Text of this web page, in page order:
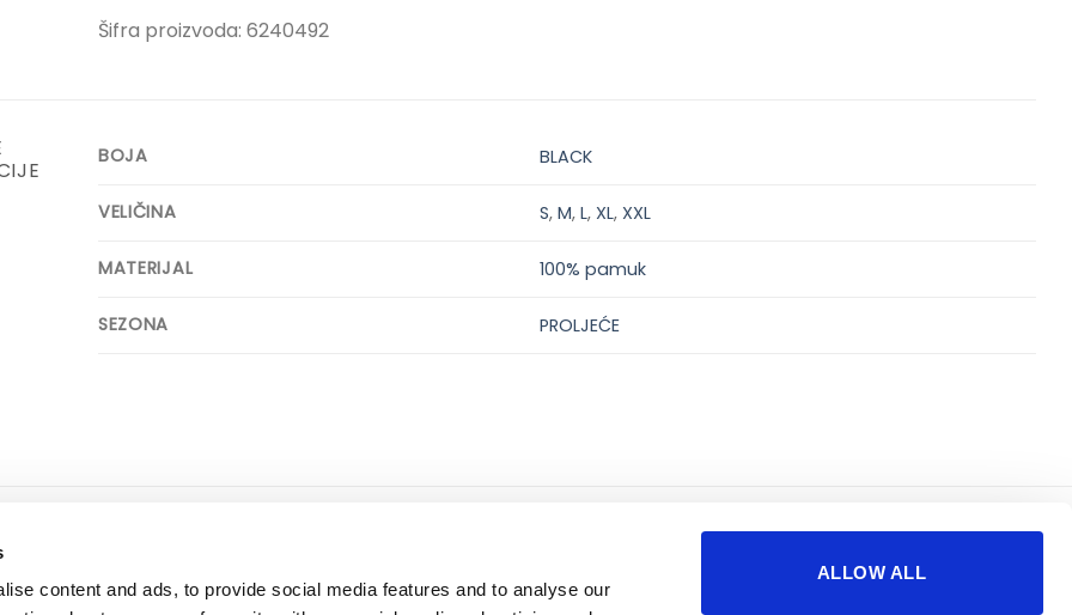
content and ads, to provide social media features and to analyse our
ALLOW ALL
Šifra proizvoda: 6240492
BOJA BLACK
VELIČINA S,M,L, XL, XXL
MATERIJAL 100% pamuk
SEZONA PROLJEĆE
informacije
i kupovine
privatnosti
dostava i povrat
načini plaćanja
impressum